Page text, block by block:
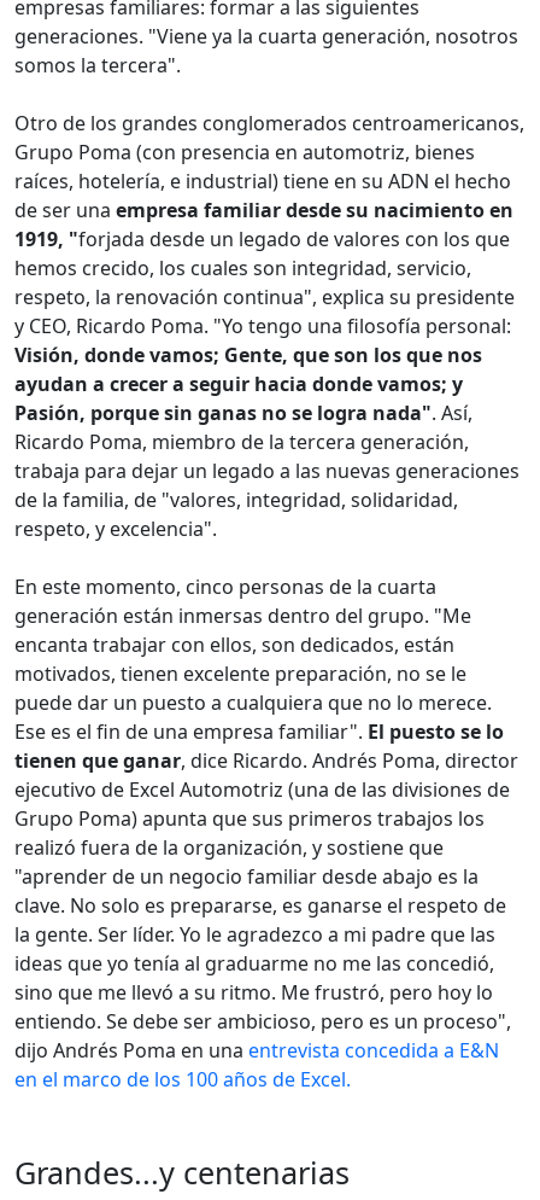
empresas familiares: formar a las siguientes
generaciones. "Viene ya la cuarta generación, nosotros
somos la tercera".
Otro de los grandes conglomerados centroamericanos,
Grupo Poma (con presencia en automotriz, bienes
raíces, hotelería, e industrial) tiene en su ADN el hecho
de ser una empresa familiar desde su nacimiento en
1919, "forjada desde un legado de valores con los que
hemos crecido, los cuales son integridad, servicio,
respeto, la renovación continua", explica su presidente
y CEO, Ricardo Poma. "Yo tengo una filosofía personal:
Visión, donde vamos; Gente, que son los que nos
ayudan a crecer a seguir hacia donde vamos; y
Pasión, porque sin ganas no se logra nada". Así,
Ricardo Poma, miembro de la tercera generación,
trabaja para dejar un legado a las nuevas generaciones
de la familia, de "valores, integridad, solidaridad,
respeto, y excelencia".
En este momento, cinco personas de la cuarta
generación están inmersas dentro del grupo. "Me
encanta trabajar con ellos, son dedicados, están
motivados, tienen excelente preparación, no se le
puede dar un puesto a cualquiera que no lo merece.
Ese es el fin de una empresa familiar". El puesto se lo
tienen que ganar, dice Ricardo. Andrés Poma, director
ejecutivo de Excel Automotriz (una de las divisiones de
Grupo Poma) apunta que sus primeros trabajos los
realizó fuera de la organización, y sostiene que
"aprender de un negocio familiar desde abajo es la
clave. No solo es prepararse, es ganarse el respeto de
la gente. Ser líder. Yo le agradezco a mi padre que las
ideas que yo tenía al graduarme no me las concedió,
sino que me llevó a su ritmo. Me frustró, pero hoy lo
entiendo. Se debe ser ambicioso, pero es un proceso",
dijo Andrés Poma en una entrevista concedida a E&N
en el marco de los 100 años de Excel.
Grandes...y centenarias